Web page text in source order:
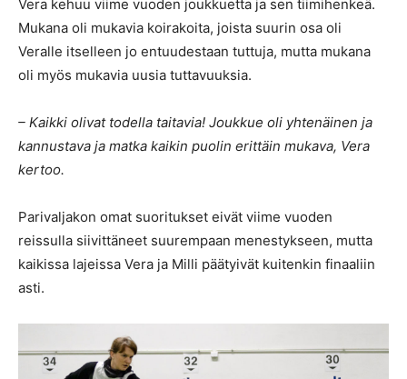
Vera kehuu viime vuoden joukkuetta ja sen tiimihenkeä.
Mukana oli mukavia koirakoita, joista suurin osa oli
Veralle itselleen jo entuudestaan tuttuja, mutta mukana
oli myös mukavia uusia tuttavuuksia.
– Kaikki olivat todella taitavia! Joukkue oli yhtenäinen ja
kannustava ja matka kaikin puolin erittäin mukava, Vera
kertoo.
Parivaljakon omat suoritukset eivät viime vuoden
reissulla siivittäneet suurempaan menestykseen, mutta
kaikissa lajeissa Vera ja Milli päätyivät kuitenkin finaaliin
asti.